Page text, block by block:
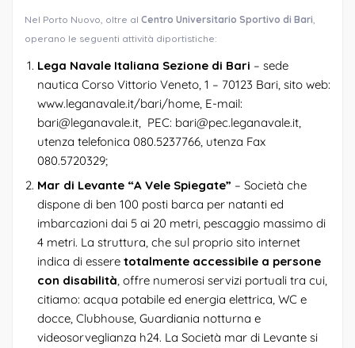
Nel Porto Nuovo, oltre al Centro Universitario Sportivo di Bari
operano le seguenti attività diportistiche:
Lega Navale Italiana Sezione di Bari – sede
nautica Corso Vittorio Veneto, 1 – 70123 Bari, sito web:
www.leganavale.it/bari/home, E-mail:
bari@leganavale.it, PEC: bari@pec.leganavale.it,
utenza telefonica 080.5237766, utenza Fax
080.5720329;
Mar di Levante “A Vele Spiegate” – Società che
dispone di ben 100 posti barca per natanti ed
imbarcazioni dai 5 ai 20 metri, pescaggio massimo di
4 metri. La struttura, che sul proprio sito internet
indica di essere totalmente accessibile a persone
con disabilità, offre numerosi servizi portuali tra cui,
citiamo: acqua potabile ed energia elettrica, WC e
docce, Clubhouse, Guardiania notturna e
videosorveglianza h24. La Società mar di Levante si